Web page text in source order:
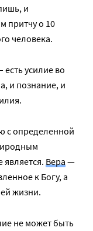
и
притчу о 10
человека.
усилие во
и познание, и
с определенной
является. Вера —
к Богу, а
жизни.
не может быть